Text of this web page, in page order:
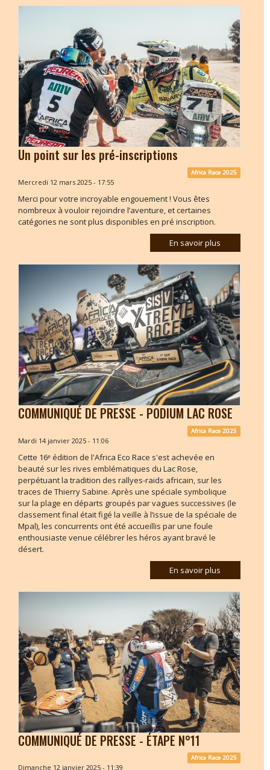
Un point sur les pré-inscriptions
Africa Race 2025
Mercredi 12 mars 2025 - 17:55
Merci pour votre incroyable engouement ! Vous êtes
nombreux à vouloir rejoindre l’aventure, et certaines
catégories ne sont plus disponibles en pré inscription.
En savoir plus
COMMUNIQUÉ DE PRESSE - PODIUM LAC ROSE
Africa Race 2025
Mardi 14 janvier 2025 - 11:06
Cette 16ᵉ édition de l'Africa Eco Race s'est achevée en
beauté sur les rives emblématiques du Lac Rose,
perpétuant la tradition des rallyes-raids africain, sur les
traces de Thierry Sabine. Après une spéciale symbolique
sur la plage en départs groupés par vagues successives (le
classement final était figé la veille à l’issue de la spéciale de
Mpal), les concurrents ont été accueillis par une foule
enthousiaste venue célébrer les héros ayant bravé le
désert.
En savoir plus
COMMUNIQUÉ DE PRESSE - ÉTAPE N°11
Africa Race 2025
Dimanche 12 janvier 2025 - 11:39